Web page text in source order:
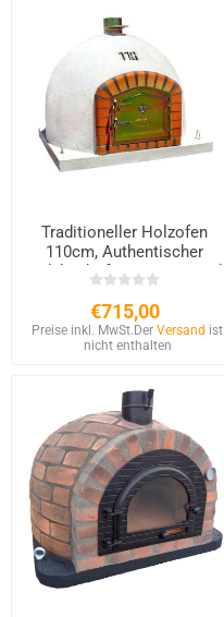
Traditioneller Holzofen
110cm, Authentischer
Holzbackofen aus Portugal
€715,00
Preise inkl. MwSt. DerVersand ist
nicht enthalten